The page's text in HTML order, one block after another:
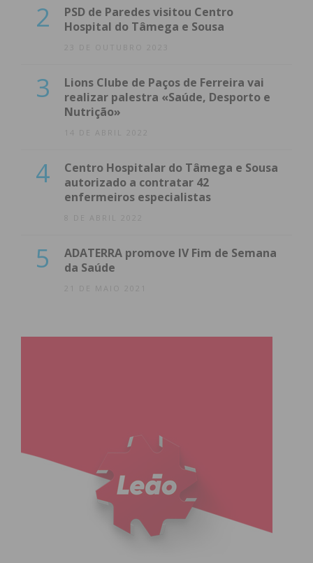
2
PSD de Paredes visitou Centro
Hospital do Tâmega e Sousa
23 DE OUTUBRO 2023
3
Lions Clube de Paços de Ferreira vai
realizar palestra «Saúde, Desporto e
Nutrição»
14 DE ABRIL 2022
4
Centro Hospitalar do Tâmega e Sousa
autorizado a contratar 42
enfermeiros especialistas
8 DE ABRIL 2022
5
ADATERRA promove IV Fim de Semana
da Saúde
21 DE MAIO 2021